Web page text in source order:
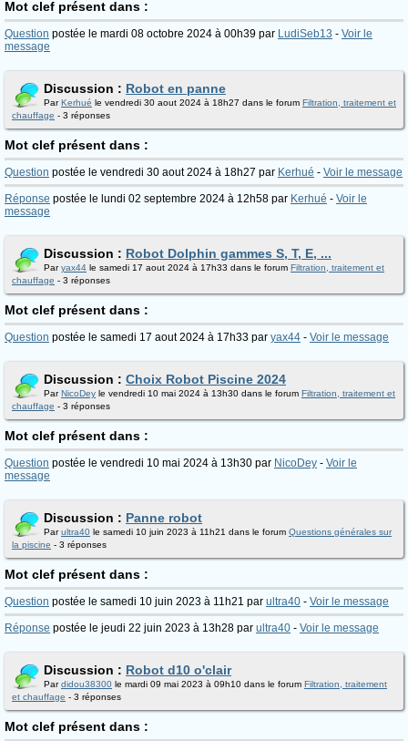
Mot clef présent dans :
Question postée le mardi 08 octobre 2024 à 00h39 par LudiSeb13 - Voir le
message
Discussion : Robot en panne
ParKerhué le vendredi 30 aout 2024 à 18h27 dans le forum Filtration, traitement et
chauffage - 3 réponses
Mot clef présent dans :
Question postée le vendredi 30 aout 2024 à 18h27 par Kerhué - Voir le message
Réponse postée le lundi 02 septembre 2024 à 12h58 par Kerhué - Voir le
message
Discussion : Robot Dolphin gammes S, T, E, ...
Paryax44 le samedi 17 aout 2024 à 17h33 dans le forum Filtration, traitement et
chauffage - 3 réponses
Mot clef présent dans :
Question postée le samedi 17 aout 2024 à 17h33 par yax44 - Voir le message
Discussion : Choix Robot Piscine 2024
ParNicoDey le vendredi 10 mai 2024 à 13h30 dans le forum Filtration, traitement et
chauffage - 3 réponses
Mot clef présent dans :
Question postée le vendredi 10 mai 2024 à 13h30 par NicoDey - Voir le
message
Discussion : Panne robot
Parultra40 le samedi 10 juin 2023 à 11h21 dans le forum Questions générales sur
la piscine - 3 réponses
Mot clef présent dans :
Question postée le samedi 10 juin 2023 à 11h21 par ultra40 - Voir le message
Réponse postée le jeudi 22 juin 2023 à 13h28 par ultra40 - Voir le message
Discussion : Robot d10 o'clair
Pardidou38300 le mardi 09 mai 2023 à 09h10 dans le forum Filtration, traitement
et chauffage - 3 réponses
Mot clef présent dans :